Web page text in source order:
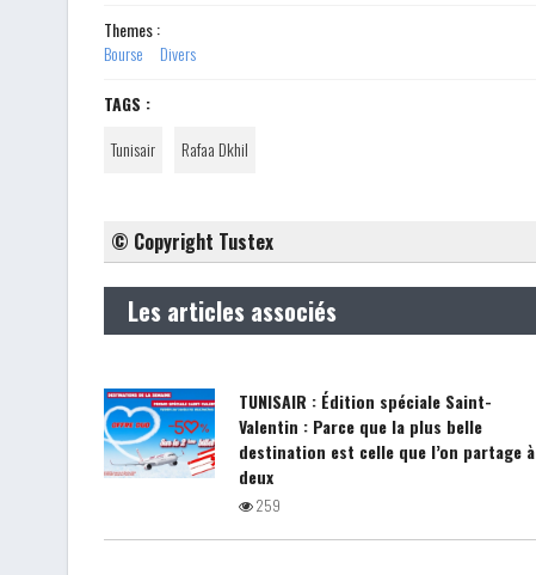
Themes :
Bourse
Divers
TAGS :
Tunisair
Rafaa Dkhil
© Copyright Tustex
Les articles associés
TUNISAIR : Édition spéciale Saint-
Valentin : Parce que la plus belle
destination est celle que l’on partage à
deux
259